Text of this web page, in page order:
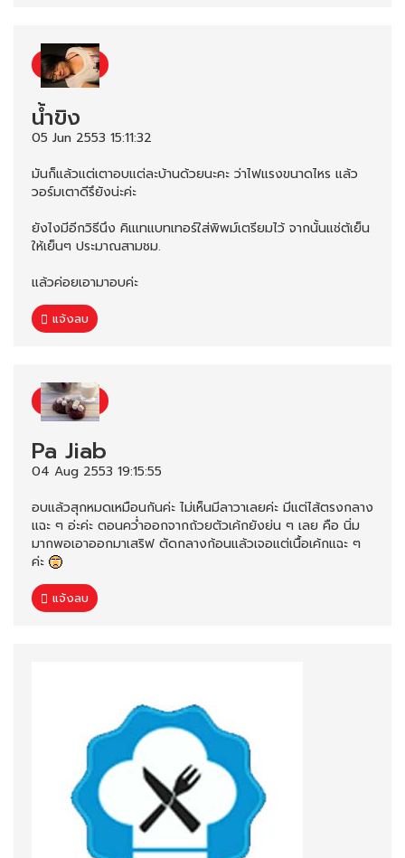
น้ำขิง
05 Jun 2553 15:11:32
มันก็แล้วแต่เตาอบแต่ละบ้านด้วยนะคะ ว่าไฟแรงขนาดไหร แล้ว
วอร์มเตาดีรึยังน่ะค่ะ
ยังไงมีอีกวิธีนึง คิแเทแบทเทอร์ใส่พิพม์เตรียมไว้ จากนั้นแช่ต้เย็น
ให้เย็นๆ ประมาณสามชม.
แล้วค่อยเอามาอบค่ะ
แจ้งลบ
Pa Jiab
04 Aug 2553 19:15:55
อบแล้วสุกหมดเหมือนกันค่ะ ไม่เห็นมีลาวาเลยค่ะ มีแต่ไส้ตรงกลาง
แฉะ ๆ อ่ะค่ะ ตอนคว่ำออกจากถ้วยตัวเค้กยังย่น ๆ เลย คือ นิ่ม
มากพอเอาออกมาเสริฟ ตัดกลางก้อนแล้วเจอแต่เนื้อเค้กแฉะ ๆ
ค่ะ
แจ้งลบ